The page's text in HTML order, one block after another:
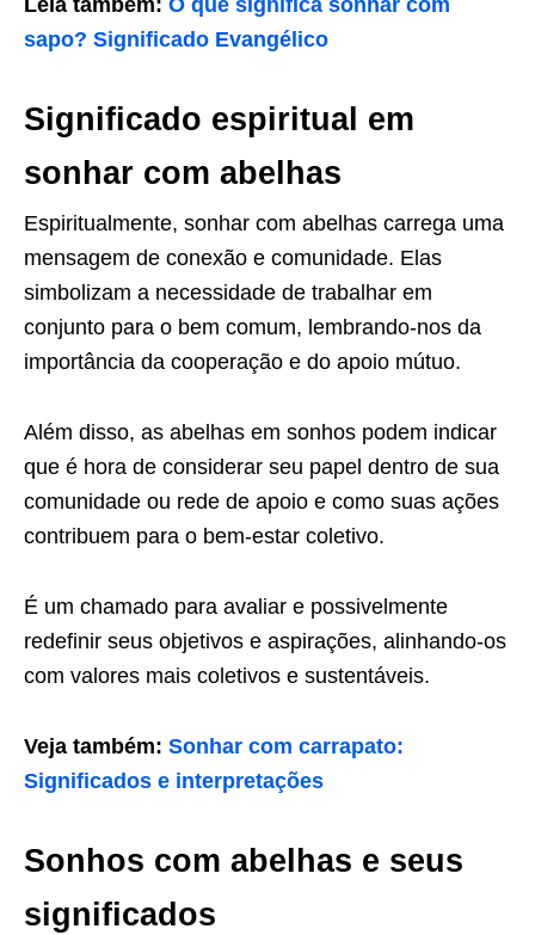
Leia também: O que significa sonhar com
sapo? Significado Evangélico
Significado espiritual em
sonhar com abelhas
Espiritualmente, sonhar com abelhas carrega uma
mensagem de conexão e comunidade. Elas
simbolizam a necessidade de trabalhar em
conjunto para o bem comum, lembrando-nos da
importância da cooperação e do apoio mútuo.
Além disso, as abelhas em sonhos podem indicar
que é hora de considerar seu papel dentro de sua
comunidade ou rede de apoio e como suas ações
contribuem para o bem-estar coletivo.
É um chamado para avaliar e possivelmente
redefinir seus objetivos e aspirações, alinhando-os
com valores mais coletivos e sustentáveis.
Veja também: Sonhar com carrapato:
Significados e interpretações
Sonhos com abelhas e seus
significados